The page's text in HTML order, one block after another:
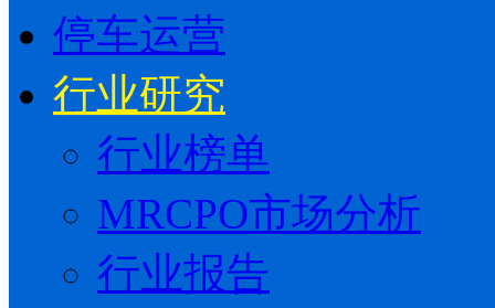
停车运营
行业研究
行业榜单
MRCPO市场分析
行业报告